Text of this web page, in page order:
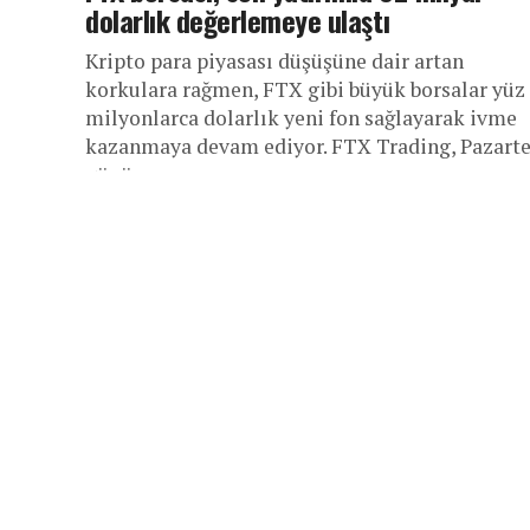
dolarlık değerlemeye ulaştı
Kripto para piyasası düşüşüne dair artan
korkulara rağmen, FTX gibi büyük borsalar yüz
milyonlarca dolarlık yeni fon sağlayarak ivme
kazanmaya devam ediyor. FTX Trading,
günü...